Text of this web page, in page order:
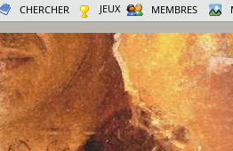
CHERCHER JEUX MEMBRES